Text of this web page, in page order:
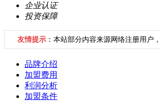
企业认证
投资保障
友情提示 ：本站部分内容来源网络注册用户
品牌介绍
加盟费用
利润分析
加盟条件